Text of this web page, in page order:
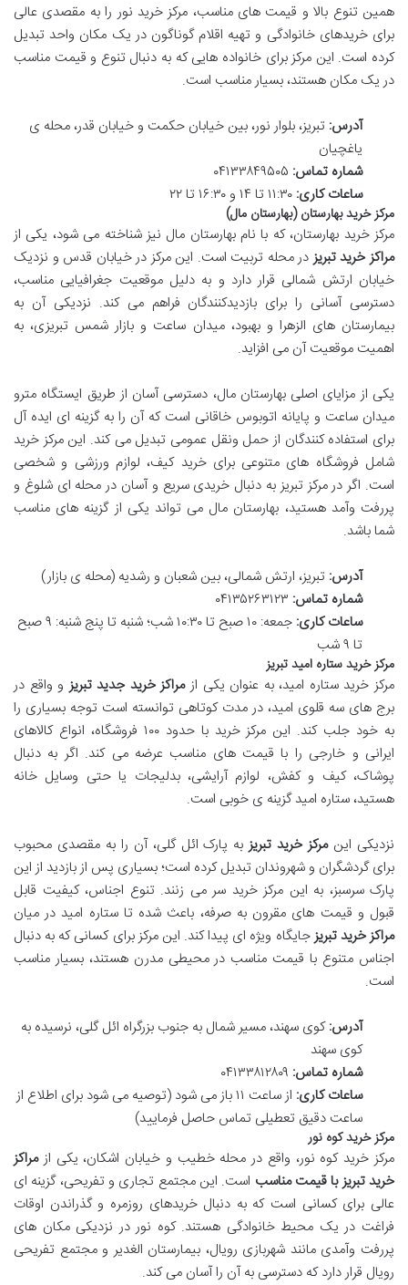
همین تنوع بالا و قیمت های مناسب، مرکز خرید نور را به مقصدی عالی
برای خریدهای خانوادگی و تهیه اقلام گوناگون در یک مکان واحد تبدیل
کرده است. این مرکز برای خانواده هایی که به دنبال تنوع و قیمت مناسب
در یک مکان هستند، بسیار مناسب است.
آدرس: تبریز، بلوار نور، بین خیابان حکمت و خیابان قدر، محله ی
یاغچیان
شماره تماس:
ساعات کاری:
مرکز خرید بهارستان (بهارستان مال)
مرکز خرید بهارستان، که با نام بهارستان مال نیز شناخته می شود، یکی از
مراکز خرید تبریزدر محله تربیت است. این مرکز در خیابان قدس و نزدیک
خیابان ارتش شمالی قرار دارد و به دلیل موقعیت جغرافیایی مناسب،
دسترسی آسانی را برای بازدیدکنندگان فراهم می کند. نزدیکی آن به
بیمارستان های الزهرا و بهبود، میدان ساعت و بازار شمس تبریزی، به
اهمیت موقعیت آن می افزاید.
یکی از مزایای اصلی بهارستان مال، دسترسی آسان از طریق ایستگاه مترو
میدان ساعت و پایانه اتوبوس خاقانی است که آن را به گزینه ای ایده آل
برای استفاده کنندگان از حمل ونقل عمومی تبدیل می کند. این مرکز خرید
شامل فروشگاه های متنوعی برای خرید کیف، لوازم ورزشی و شخصی
است. اگر در مرکز تبریز به دنبال خریدی سریع و آسان در محله ای شلوغ و
پررفت وآمد هستید، بهارستان مال می تواند یکی از گزینه های مناسب
شما باشد.
آدرس: تبریز، ارتش شمالی، بین شعبان و رشدیه (محله ی بازار)
شماره تماس:
ساعات کاری:
جمعه: ۱۰ صبح تا ۱۰:۳۰ شب؛ شنبه تا پنج شنبه: ۹ صبح
تا ۹ شب
مرکز خرید ستاره امید تبریز
مرکز خرید ستاره امید، به عنوان یکی ازمراکز خرید جدید تبریزو واقع در
برج های سه قلوی امید، در مدت کوتاهی توانسته است توجه بسیاری را
به خود جلب کند. این مرکز خرید با حدود ۱۰۰ فروشگاه، انواع کالاهای
ایرانی و خارجی را با قیمت های مناسب عرضه می کند. اگر به دنبال
پوشاک، کیف و کفش، لوازم آرایشی، بدلیجات یا حتی وسایل خانه
هستید، ستاره امید گزینه ی خوبی است.
نزدیکی اینمرکز خرید تبریزبه پارک ائل گلی، آن را به مقصدی محبوب
برای گردشگران و شهروندان تبدیل کرده است؛ بسیاری پس از بازدید از این
پارک سرسبز، به این مرکز خرید سر می زنند. تنوع اجناس، کیفیت قابل
قبول و قیمت های مقرون به صرفه، باعث شده تا ستاره امید در میان
مراکز خرید تبریزجایگاه ویژه ای پیدا کند. این مرکز برای کسانی که به دنبال
اجناس متنوع با قیمت مناسب در محیطی مدرن هستند، بسیار مناسب
است.
آدرس:کوی سهند، مسیر شمال به جنوب بزرگراه ائل گلی، نرسیده به
کوی سهند
شماره تماس:
ساعات کاری:
از ساعت ۱۱ باز می شود (توصیه می شود برای اطلاع از
ساعت دقیق تعطیلی تماس حاصل فرمایید)
مرکز خرید کوه نور
مرکز خرید کوه نور، واقع در محله خطیب و خیابان اشکان، یکی ازمراکز
خرید تبریز با قیمت مناسب است. این مجتمع تجاری و تفریحی، گزینه ای
عالی برای کسانی است که به دنبال خریدهای روزمره و گذراندن اوقات
فراغت در یک محیط خانوادگی هستند. کوه نور در نزدیکی مکان های
پررفت وآمدی مانند شهربازی رویال، بیمارستان الغدیر و مجتمع تفریحی
رویال قرار دارد که دسترسی به آن را آسان می کند.